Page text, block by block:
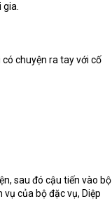
chuyện ra tay với cố
sau đó cậu tiến vào bộ
của bộ đặc vụ, Diệp